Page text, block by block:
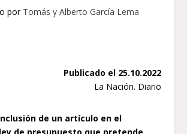
por Tomás y Alberto García Lema
Publicado el 25.10.2022
La Nación. Diario
de un artículo en el